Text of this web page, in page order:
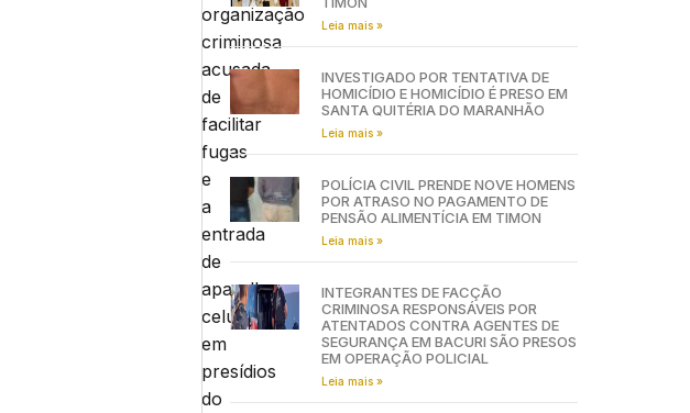
organização
criminosa
acusada
de
facilitar
fugas
e
a
entrada
de
aparelhos
celulares
em
presídios
do
Leia mais »
INVESTIGADO POR TENTATIVA DE
HOMICÍDIO E HOMICÍDIO É PRESO EM
SANTA QUITÉRIA DO MARANHÃO
Leia mais »
POLÍCIA CIVIL PRENDE NOVE HOMENS
POR ATRASO NO PAGAMENTO DE
PENSÃO ALIMENTÍCIA EM TIMON
Leia mais »
INTEGRANTES DE FACÇÃO
CRIMINOSA RESPONSÁVEIS POR
ATENTADOS CONTRA AGENTES DE
SEGURANÇA EM BACURI SÃO PRESOS
EM OPERAÇÃO POLICIAL
Leia mais »